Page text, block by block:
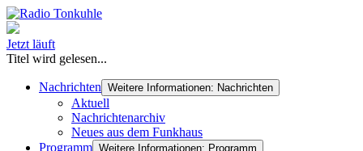
Jetzt läuft
Titel wird gelesen...
Nachrichten Weitere Informationen: Nachrichten
Aktuell
Nachrichtenarchiv
Neues aus dem Funkhaus
Programm Weitere Informationen: Programm